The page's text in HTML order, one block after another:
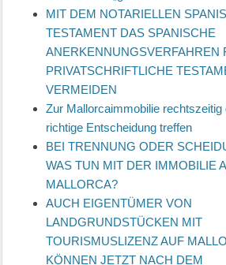
MIT DEM NOTARIELLEN
TESTAMENT DAS SPANISCHE
ANERKENNUNGSVERFAHREN
PRIVATSCHRIFTLICHE
VERMEIDEN
Zur Mallorcaimmobilie rechtszeitig
richtige Entscheidung treffen
BEI TRENNUNG ODER
WAS TUN MIT DER IMMOBILIE
MALLORCA?
AUCH EIGENTÜMER VON
LANDGRUNDSTÜCKEN MIT
TOURISMUSLIZENZ AUF
KÖNNEN JETZT NACH DEM